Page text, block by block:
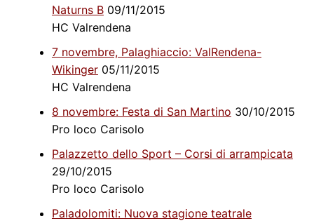
Naturns B09/11/2015
HC Valrendena
7 novembre, Palaghiaccio: ValRendena-
Wikinger05/11/2015
HC Valrendena
8 novembre: Festa di San Martino 30/10/2015
Pro loco Carisolo
Palazzetto dello Sport – Corsi di arrampicata
29/10/2015
Pro loco Carisolo
Paladolomiti: Nuova stagione teatrale